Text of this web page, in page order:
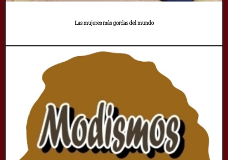
Las mujeres más gordas del mundo